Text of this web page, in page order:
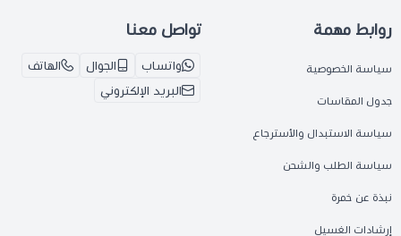
روابط مهمة
سياسة الخصوصية
جدول المقاسات
سياسة الاستبدال والأسترجاع
سياسة الطلب والشحن
نبذة عن خمرة
إرشادات الغسيل
تواصل معنا
واتساب الجوال
الهاتف
البريد الإلكتروني